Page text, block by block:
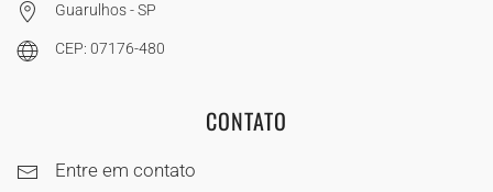
Guarulhos - SP
CEP: 07176-480
CONTATO
Entre em contato